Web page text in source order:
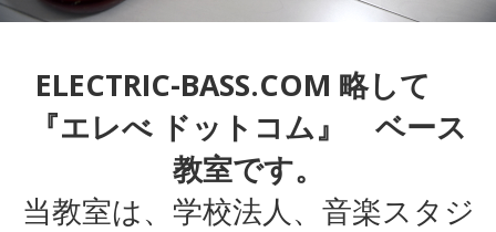
ELECTRIC-BASS.COM 略して
『エレべ ドットコム』 ベース
教室です。
当教室は、学校法人、音楽スタジ